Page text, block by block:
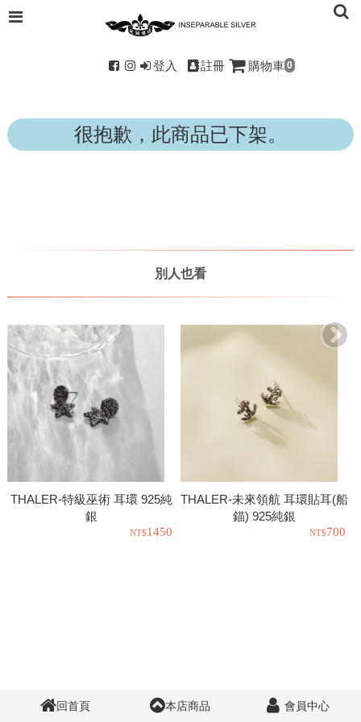
登入 註冊 購物車 0
很抱歉，此商品已下架。
別人也看
THALER-特級巫術 耳環 925純
銀
1450
THALER-未來領航 耳環貼耳(船
錨) 925純銀
700
回首頁 本店商品 會員中心